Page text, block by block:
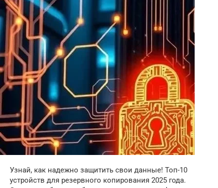
Узнай, как надежно защитить свои данные! Топ-10
устройств для резервного копирования 2025 года.